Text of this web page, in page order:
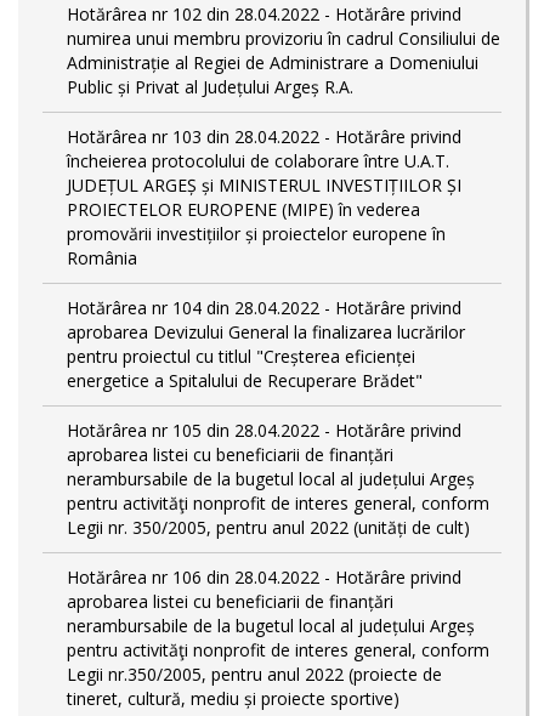
Hotărârea nr 102 din 28.04.2022 - Hotărâre privind
numirea unui membru provizoriu în cadrul Consiliului de
Administrație al Regiei de Administrare a Domeniului
Public și Privat al Județului Argeș R.A.
Hotărârea nr 103 din 28.04.2022 - Hotărâre privind
încheierea protocolului de colaborare între U.A.T.
JUDEȚUL ARGEȘ și MINISTERUL INVESTIȚIILOR ȘI
PROIECTELOR EUROPENE (MIPE) în vederea
promovării investițiilor și proiectelor europene în
România
Hotărârea nr 104 din 28.04.2022 - Hotărâre privind
aprobarea Devizului General la finalizarea lucrărilor
pentru proiectul cu titlul "Creșterea eficienței
energetice a Spitalului de Recuperare Brădet"
Hotărârea nr 105 din 28.04.2022 - Hotărâre privind
aprobarea listei cu beneficiarii de finanțări
nerambursabile de la bugetul local al județului Argeș
pentru activităţi nonprofit de interes general, conform
Legii nr. 350/2005, pentru anul 2022 (unități de cult)
Hotărârea nr 106 din 28.04.2022 - Hotărâre privind
aprobarea listei cu beneficiarii de finanțări
nerambursabile de la bugetul local al județului Argeș
pentru activităţi nonprofit de interes general, conform
Legii nr.350/2005, pentru anul 2022 (proiecte de
tineret, cultură, mediu și proiecte sportive)